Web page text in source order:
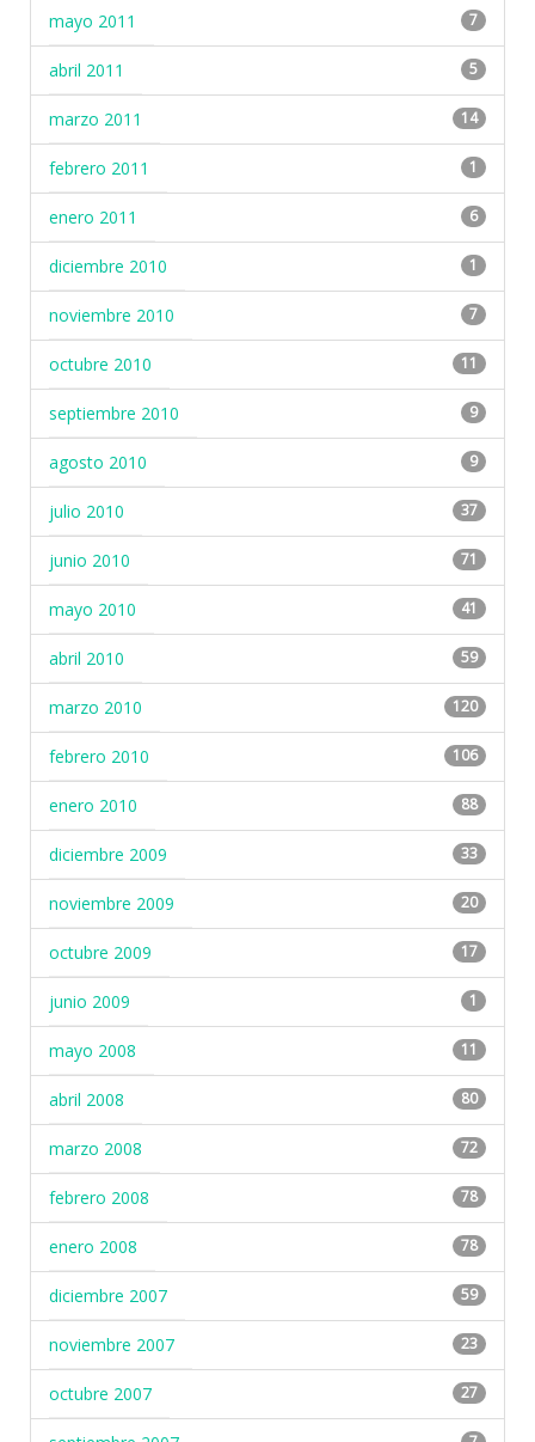
mayo 2011 7
abril 2011 5
marzo 2011 14
febrero 2011 1
enero 2011 6
diciembre 2010 1
noviembre 2010 7
octubre 2010 11
septiembre 2010 9
agosto 2010 9
julio 2010 37
junio 2010 71
mayo 2010 41
abril 2010 59
marzo 2010 120
febrero 2010 106
enero 2010 88
diciembre 2009 33
noviembre 2009 20
octubre 2009 17
junio 2009 1
mayo 2008 11
abril 2008 80
marzo 2008 72
febrero 2008 78
enero 2008 78
diciembre 2007 59
noviembre 2007 23
octubre 2007 27